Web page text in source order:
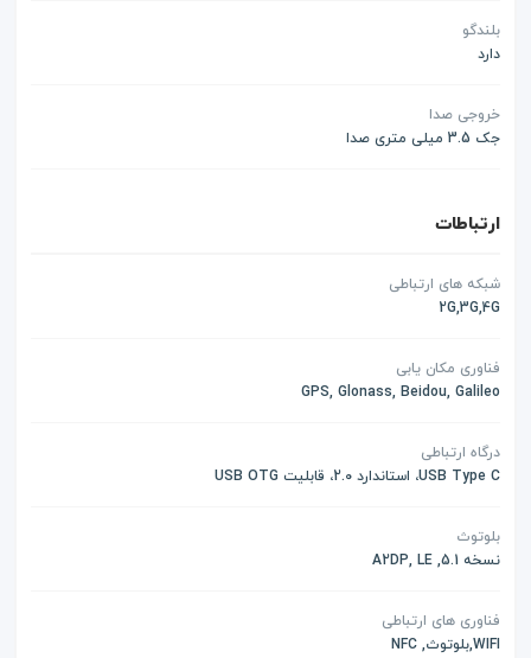
بلندگو
دارد
خروجی صدا
جک 3.5 میلی متری صدا
ارتباطات
شبکه های ارتباطی
2G,3G,4G
فناوری مکان یابی
GPS, Glonass, Beidou, Galileo
درگاه ارتباطی
USB Type C، استاندارد 2.0، قابلیت USB OTG
بلوتوث
نسخه 5.1, A2DP, LE
فناوری های ارتباطی
WIFI,بلوتوث, NFC